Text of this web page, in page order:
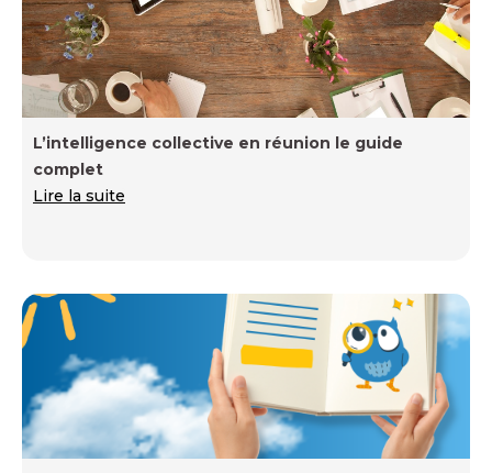
L’intelligence collective en réunion le guide
complet
Lire la suite